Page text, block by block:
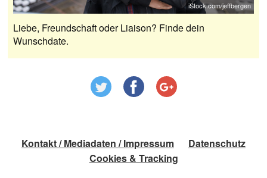
iStock.com/jeffbergen
Liebe, Freundschaft oder Liaison? Finde dein
Wunschdate.
Kontakt / Mediadaten / Impressum
Datenschutz
Cookies & Tracking